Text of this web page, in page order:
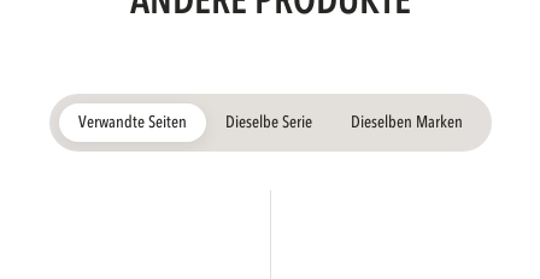
Verwandte Seiten Dieselbe Serie Dieselben Marken